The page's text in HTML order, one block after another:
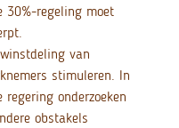
30%-regeling moet
van
stimuleren. In
onderzoeken
obstakels